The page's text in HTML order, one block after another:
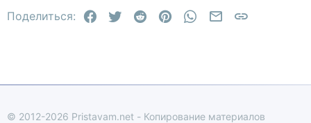
26
Trebuchet MS
Поделиться: Facebook
TwitterReddit PinterestWhatsAppЭлектронная
© 2012-2026 Pristavam.net - Копирование материалов